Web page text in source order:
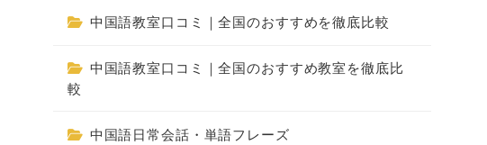
中国語教室口コミ｜全国のおすすめを徹底比較
中国語教室口コミ｜全国のおすすめ教室を徹底比
較
中国語日常会話・単語フレーズ